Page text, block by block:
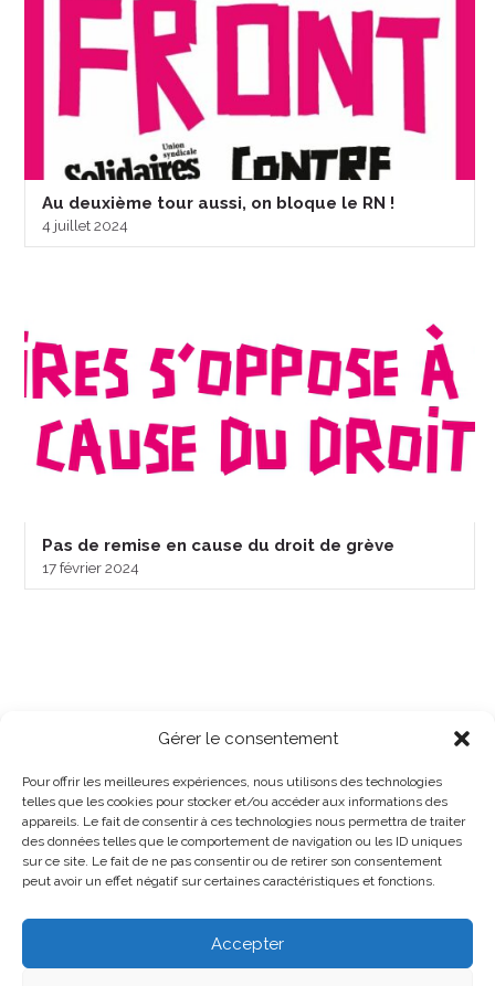
Gérer le consentement
Pour offrir les meilleures expériences, nous utilisons des technologies
telles que les cookies pour stocker et/ou accéder aux informations des
appareils. Le fait de consentir à ces technologies nous permettra de traiter
des données telles que le comportement de navigation ou les ID uniques
sur ce site. Le fait de ne pas consentir ou de retirer son consentement
peut avoir un effet négatif sur certaines caractéristiques et fonctions.
Accepter
Au deuxième tour aussi, on bloque le RN !
4 juillet 2024
Pas de remise en cause du droit de grève
17 février 2024